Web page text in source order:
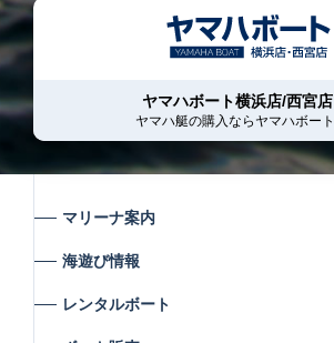
ヤマハボート横浜店/西宮店
ヤマハ艇の購入ならヤマハボート
マリーナ案内
海遊び情報
レンタルボート